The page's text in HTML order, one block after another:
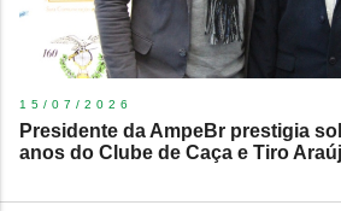
15/07/2026
Presidente da AmpeBr prestigia
anos do Clube de Caça e Tiro